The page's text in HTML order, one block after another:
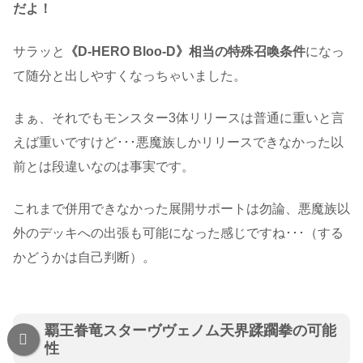
だよ！
サラッと 《D-HERO Bloo-D》相当の特殊召喚条件になっ
て随分と出しやすくなっちゃいました。
まぁ、それでもモンスター3体リリースは普通に重いと言
えば重いですけど･･･悪魔族しかリリースできなかった以
前とは段違いなのは事実です。
これまで併用できなかった展開サポートは勿論、悪魔族以
外のデッキへの出張も可能になった感じですね･･･（する
かどうかは自己判断）。
覇王眷竜スターヴヴェノム天界蹂躙拳の可能
性